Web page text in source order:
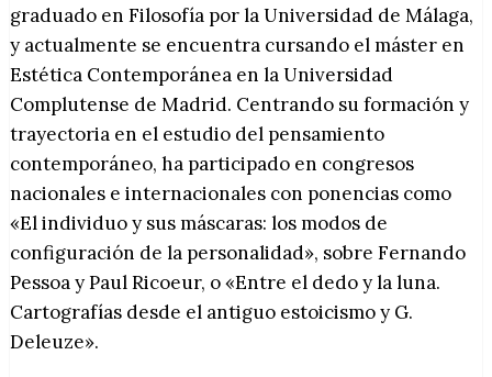
graduado en Filosofía por la Universidad de Málaga,
y actualmente se encuentra cursando el máster en
Estética Contemporánea en la Universidad
Complutense de Madrid. Centrando su formación y
trayectoria en el estudio del pensamiento
contemporáneo, ha participado en congresos
nacionales e internacionales con ponencias como
«El individuo y sus máscaras: los modos de
configuración de la personalidad», sobre Fernando
Pessoa y Paul Ricoeur, o «Entre el dedo y la luna.
Cartografías desde el antiguo estoicismo y G.
Deleuze».